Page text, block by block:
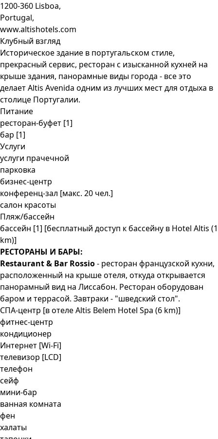
1200-360 Lisboa,
Portugal,
www.altishotels.com
Клубный взгляд
Историческое здание в португальском стиле,
прекрасный сервис, ресторан с изысканной кухней на
крыше здания, панорамные виды города - все это
делает Altis Avenida одним из лучших мест для отдыха в
столице Португалии.
Питание
ресторан-буфет [1]
бар [1]
Услуги
услуги прачечной
парковка
бизнес-центр
конференц-зал [макс. 20 чел.]
салон красоты
Пляж/бассейн
бассейн [1] [бесплатный доступ к бассейну в Hotel Altis (1
km)]
РЕСТОРАНЫ И БАРЫ:
Restaurant & Bar Rossio- ресторан французской кухни,
расположенный на крыше отеля, откуда открывается
панорамный вид на Лиссабон. Ресторан оборудован
баром и террасой. Завтраки - "шведский стол".
СПА-центр [в отеле Altis Belem Hotel Spa (6 km)]
фитнес-центр
кондиционер
Интернет [Wi-Fi]
телевизор [LCD]
телефон
сейф
мини-бар
ванная комната
фен
халаты